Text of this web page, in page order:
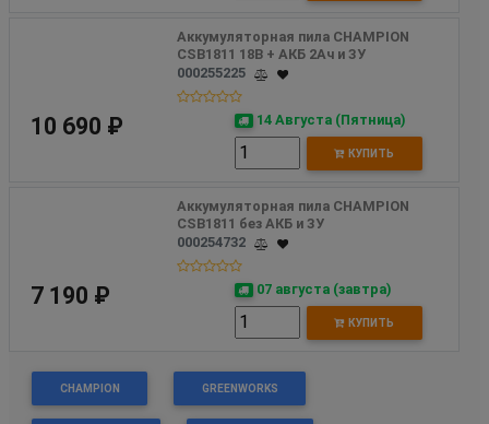
Аккумуляторная пила CHAMPION
CSB1811 18В + АКБ 2Ач и ЗУ
000255225
10 690 ₽ 14 Августа (Пятница)
КУПИТЬ
Аккумуляторная пила CHAMPION
CSB1811 без АКБ и ЗУ
000254732
7 190 ₽ 07 августа (завтра)
КУПИТЬ
CHAMPION GREENWORKS